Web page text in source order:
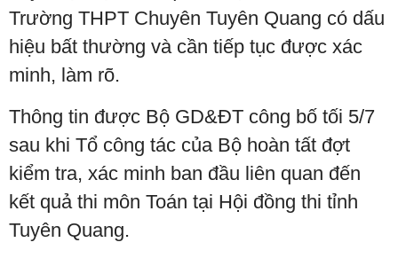
Trường THPT Chuyên Tuyên Quang có dấu
hiệu bất thường và cần tiếp tục được xác
minh, làm rõ.
Thông tin được Bộ GD&ĐT công bố tối 5/7
sau khi Tổ công tác của Bộ hoàn tất đợt
kiểm tra, xác minh ban đầu liên quan đến
kết quả thi môn Toán tại Hội đồng thi tỉnh
Tuyên Quang.